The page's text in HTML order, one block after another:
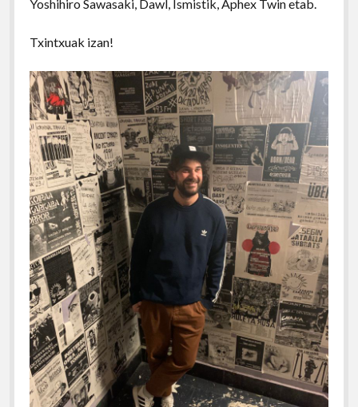
Yoshihiro Sawasaki, Dawl, Ismistik, Aphex Twin etab.
Txintxuak izan!